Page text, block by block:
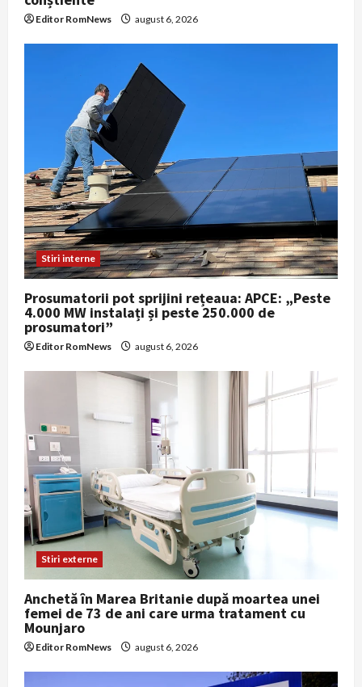
Editor RomNews august 6, 2026
Stiri interne
Prosumatorii pot sprijini rețeaua: APCE: „Peste
4.000 MW instalați și peste 250.000 de
prosumatori”
Editor RomNews august 6, 2026
Stiri externe
Anchetă în Marea Britanie după moartea unei
femei de 73 de ani care urma tratament cu
Mounjaro
Editor RomNews august 6, 2026